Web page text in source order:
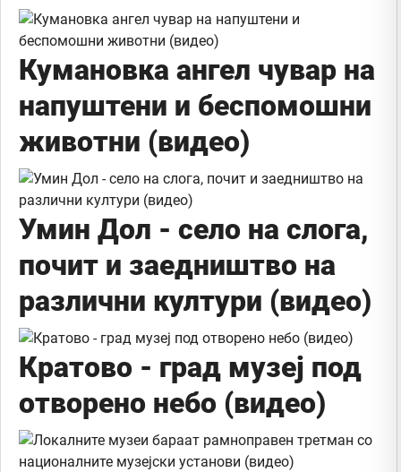
Кумановка ангел чувар на
напуштени и беспомошни
животни (видео)
Умин Дол - село на слога,
почит и заедништво на
различни култури (видео)
Кратово - град музеј под
отвoрено небо (видео)